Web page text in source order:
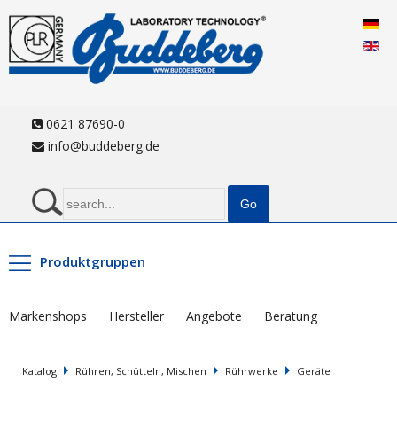
0621 87690-0
info@buddeberg.de
Produktgruppen
Markenshops Hersteller Angebote Beratung
Katalog Rühren, Schütteln, Mischen Rührwerke Geräte